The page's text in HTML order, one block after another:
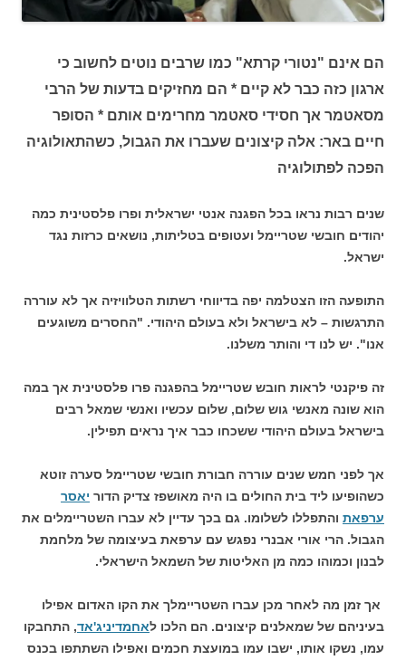
הם אינם "נטורי קרתא" כמו שרבים נוטים לחשוב כי
ארגון כזה כבר לא קיים * הם מחזיקים בדעות של הרבי
מסאטמר אך חסידי סאטמר מחרימים אותם * הסופר
חיים באר: אלה קיצונים שעברו את הגבול, כשהתאולוגיה
הפכה לפתולוגיה
שנים רבות נראו בכל הפגנה אנטי ישראלית ופרו פלסטינית כמה
יהודים חובשי שטריימל ועטופים בטליתות, נושאים כרזות נגד
ישראל.
התופעה הזו הצטלמה יפה בדיווחי רשתות הטלוויזיה אך לא עוררה
התרגשות – לא בישראל ולא בעולם היהודי. "החסרים משוגעים
אנו". יש לנו די והותר משלנו.
זה פיקנטי לראות חובש שטריימל בהפגנה פרו פלסטינית אך במה
הוא שונה מאנשי גוש שלום, שלום עכשיו ואנשי שמאל רבים
בישראל בעולם היהודי ששכחו כבר איך נראים תפילין.
אך לפני חמש שנים עוררה חבורת חובשי שטריימל סערה זוטא
כשהופיעו ליד בית החולים בו היה מאושפז צדיק הדור יאסר
ערפאת והתפללו לשלומו. גם בכך עדיין לא עברו השטריימלים את
הגבול. הרי אורי אבנרי נפגש עם ערפאת בעיצומה של מלחמת
לבנון וכמוהו כמה מן האליטות של השמאל הישראלי.
אך זמן מה לאחר מכן עברו השטריימלך את הקו האדום אפילו
בעיניהם של שמאלנים קיצונים. הם הלכו לאחמדיניג'אד, התחבקו
עמו, נשקו אותו, ישבו עמו במועצת חכמים ואפילו השתתפו בכנס